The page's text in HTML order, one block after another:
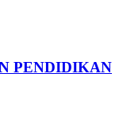
PENDIDIKAN